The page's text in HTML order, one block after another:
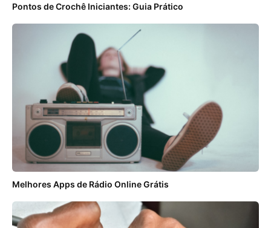
Pontos de Crochê Iniciantes: Guia Prático
Melhores Apps de Rádio Online Grátis